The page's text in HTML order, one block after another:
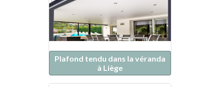
Plafond tendu dans la véranda
à Liège